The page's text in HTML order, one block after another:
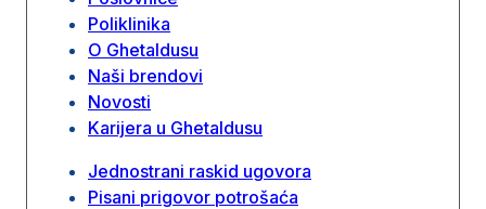
Poliklinika
O Ghetaldusu
Naši brendovi
Novosti
Karijera u Ghetaldusu
Jednostrani raskid ugovora
Pisani prigovor potrošaća